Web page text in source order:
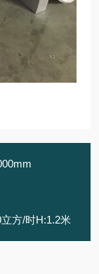
方/时H:1.2米